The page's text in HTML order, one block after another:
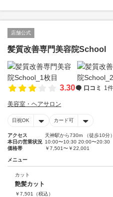
店舗公式
髪質改善専門美容院School
3.30 口コミ 1件
美容室・ヘアサロン
日祝OK カード可
アクセス
天神駅から730m （徒歩10分）
本日の営業状況 10:00〜10:30 20:00〜20:30
価格帯
￥7,501〜￥22,001
メニュー
カット
艶髪カット
￥7,501
（税込）